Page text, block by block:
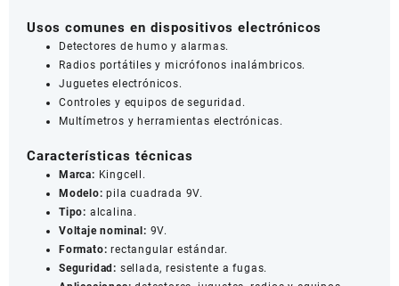
Usos comunes en dispositivos electrónicos
Detectores de humo y alarmas.
Radios portátiles y micrófonos inalámbricos.
Juguetes electrónicos.
Controles y equipos de seguridad.
Multímetros y herramientas electrónicas.
Características técnicas
Marca: Kingcell.
Modelo: pila cuadrada 9V.
Tipo: alcalina.
Voltaje nominal: 9V.
Formato: rectangular estándar.
Seguridad: sellada, resistente a fugas.